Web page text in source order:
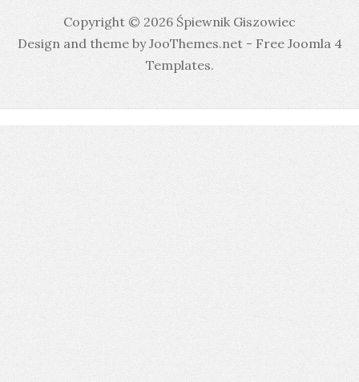
Copyright © 2026 Śpiewnik Giszowiec
Design and theme by JooThemes.net - Free Joomla 4
Templates.